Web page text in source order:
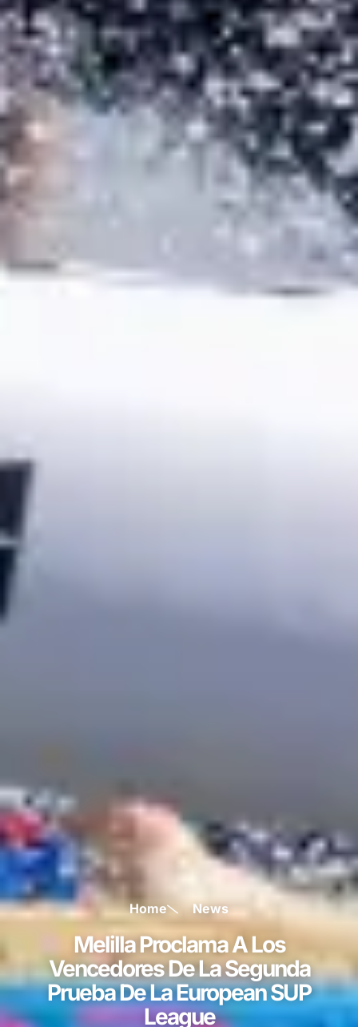
Home News
Melilla Proclama A Los
Vencedores De La Segunda
Prueba De La European SUP
League